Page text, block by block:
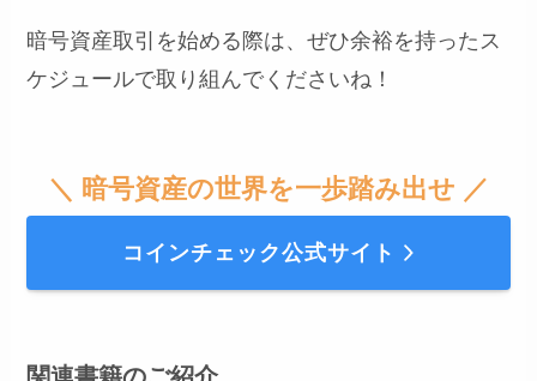
暗号資産取引を始める際は、ぜひ余裕を持ったス
ケジュールで取り組んでくださいね！
＼ 暗号資産の世界を一歩踏み出せ ／
コインチェック公式サイト